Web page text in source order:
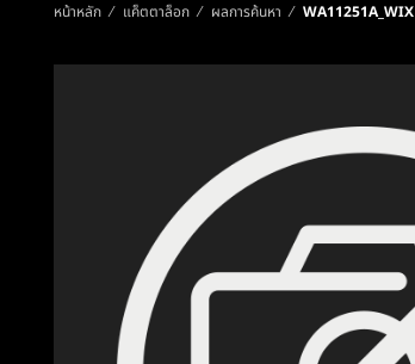
หน้าหลัก แค็ตตาล็อก ผลการค้นหา WA11251A_WIX